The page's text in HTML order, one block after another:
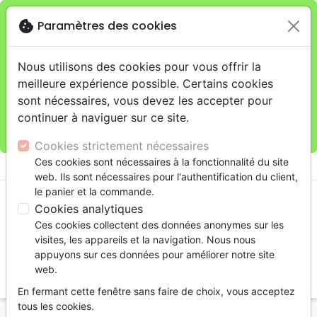
Je veux retirer ma commande au 11 rue de Rive,
Genèveclose
warningCette boutique en ligne est limitée au retrait en
magasin.
Pour les livraisons à domicile, veuillez passer vos
commandes sur la boutique La Maison de la Bible
shopping_cart
cookie Paramètres des cookies
Nous utilisons des cookies pour vous offrir la
meilleure expérience possible. Certains cookies
sont nécessaires, vous devez les accepter pour
continuer à naviguer sur ce site.
Cookies strictement nécessaires
Ces cookies sont nécessaires à la fonctionnalité du site
web. Ils sont nécessaires pour l'authentification du client,
le panier et la commande.
Cookies analytiques
Ces cookies collectent des données anonymes sur les
visites, les appareils et la navigation. Nous nous
appuyons sur ces données pour améliorer notre site
web.
En fermant cette fenêtre sans faire de choix, vous acceptez
tous les cookies.